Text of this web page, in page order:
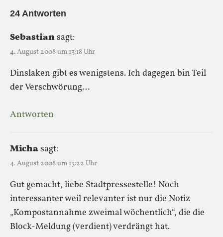
24 Antworten
Sebastiansagt:
4. August 2008 um 13:18 Uhr
Dinslaken gibt es wenigstens. Ich dagegen bin Teil
der Verschwörung…
Antworten
Michasagt:
4. August 2008 um 13:22 Uhr
Gut gemacht, liebe Stadtpressestelle! Noch
interessanter weil relevanter ist nur die Notiz
„Kompostannahme zweimal wöchentlich“, die die
Block-Meldung (verdient) verdrängt hat.